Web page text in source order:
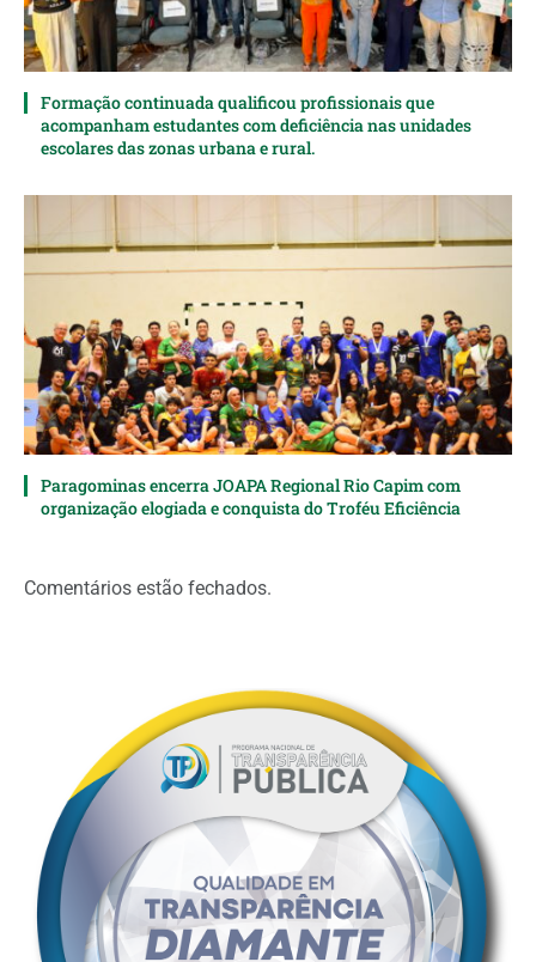
Formação continuada qualificou profissionais que
acompanham estudantes com deficiência nas unidades
escolares das zonas urbana e rural.
Paragominas encerra JOAPA Regional Rio Capim com
organização elogiada e conquista do Troféu Eficiência
Comentários estão fechados.